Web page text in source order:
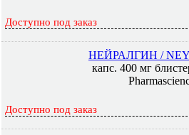
Доступно под заказ
НЕЙРАЛГИН /
капс. 400 мг
Доступно под заказ